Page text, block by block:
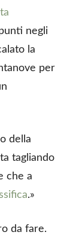
negli
la
per
della
tagliando
che a
.»
da fare.